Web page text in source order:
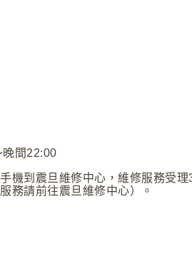
晚間22:00
機到震旦維修中心，維修服務受
務請前往震旦維修中心）。